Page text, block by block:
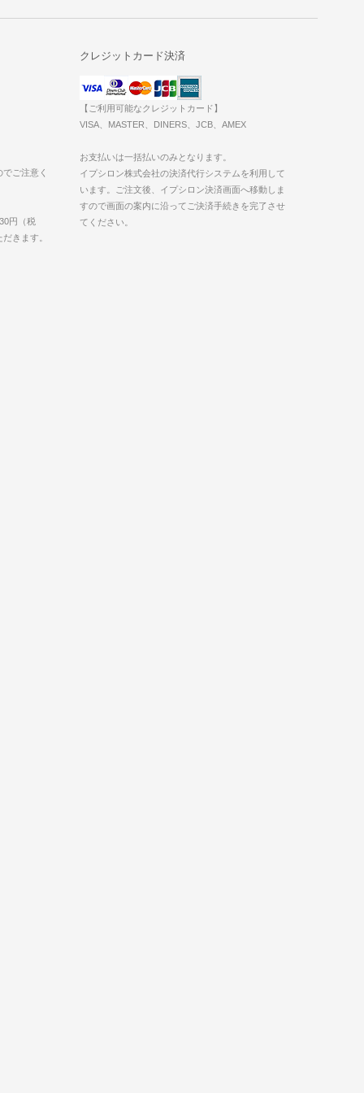
クレジットカード決済
【ご利用可能なクレジットカード】
VISA、MASTER、DINERS、JCB、AMEX
お支払いは一括払いのみとなります。
イプシロン株式会社の決済代行システムを利用して
います。ご注文後、イプシロン決済画面へ移動しま
すので画面の案内に沿ってご決済手続きを完了させ
てください。
ご注意く
円（税
きます。